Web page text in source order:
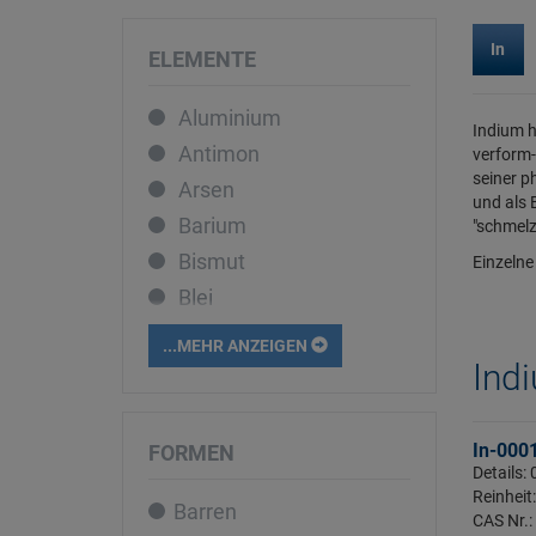
ELEMENTE
Aluminium
Antimon
Arsen
Barium
Bismut
Blei
Cadmium
Calcium
Chrom
...MEHR ANZEIGEN
FORMEN
Barren
In
Indium
seiner
und als
In-
Details:
CAS